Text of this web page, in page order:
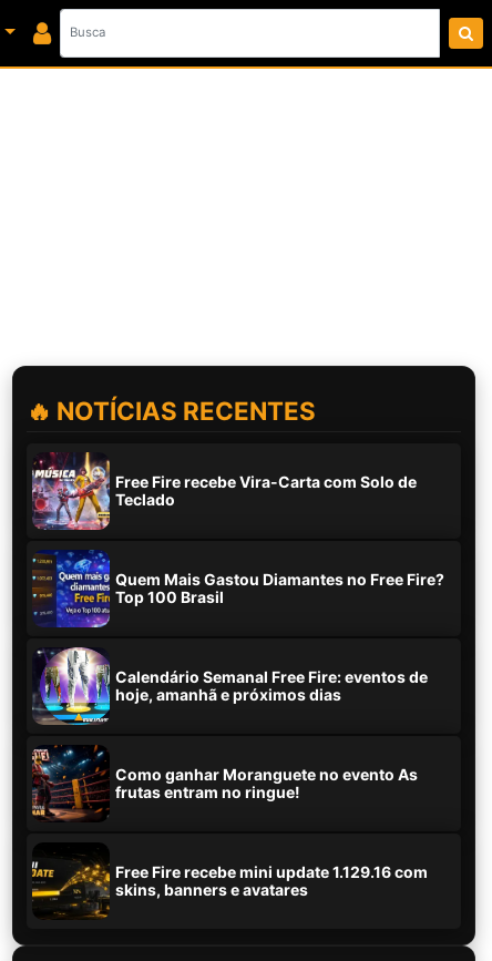
🔥 NOTÍCIAS RECENTES
Free Fire recebe Vira-Carta com Solo de
Teclado
Quem Mais Gastou Diamantes no Free Fire?
Top 100 Brasil
Calendário Semanal Free Fire: eventos de
hoje, amanhã e próximos dias
Como ganhar Moranguete no evento As
frutas entram no ringue!
Free Fire recebe mini update 1.129.16 com
skins, banners e avatares